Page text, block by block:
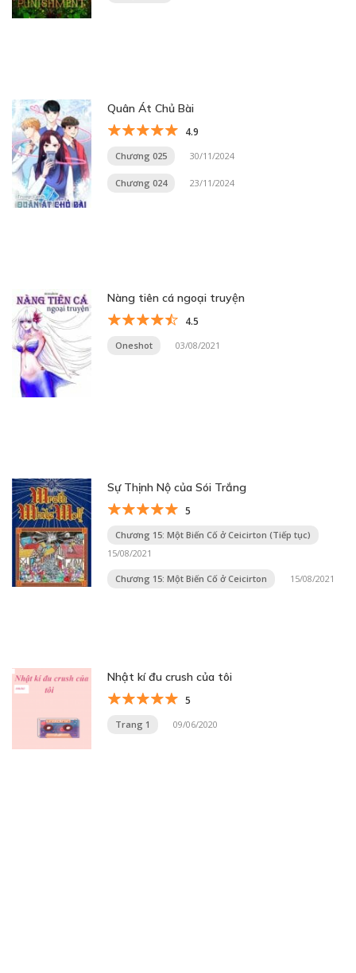
Quân Át Chủ Bài
4.9
Chương 025 30/11/2024
Chương 024 23/11/2024
Nàng tiên cá ngoại truyện
4.5
Oneshot 03/08/2021
Sự Thịnh Nộ của Sói Trắng
5
Chương 15: Một Biến Cố ở Ceicirton (Tiếp tục)
15/08/2021
Chương 15: Một Biến Cố ở Ceicirton 15/08/2021
Nhật kí đu crush của tôi
5
Trang 1 09/06/2020